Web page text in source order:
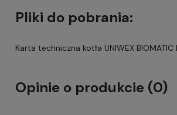
Pliki do pobrania:
Karta techniczna kotła UNIWEX BIOMATIC
Opinie o produkcie (0)